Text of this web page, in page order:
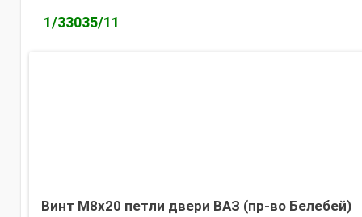
1/33035/11
Винт М8х20 петли двери ВАЗ (пр-во Белебей)